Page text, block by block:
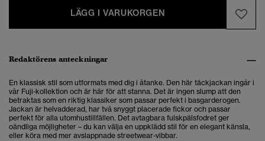
LÄGG I VARUKORGEN
Redaktörens anteckningar
En klassisk stil som utformats med dig i åtanke. Den här täckjackan ingår i
vår Fuji-kollektion och är här för att stanna. Det är ingen slump att den
betraktas som en riktig klassiker som passar perfekt i basgarderogen.
Jackan är helvadderad, har två snyggt placerade fickor och passar
perfekt för alla utomhustillfällen. Det avtagbara fulskpälsfodret ger
oändliga möjligheter – du kan välja en uppklädd stil för en elegant känsla,
eller köra med mer avslappnade streetwear-vibbar.